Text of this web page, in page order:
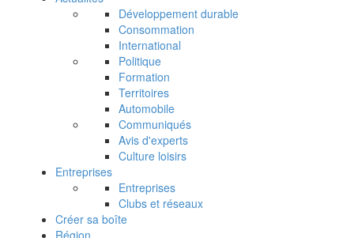
Développement durable
Consommation
International
Politique
Formation
Territoires
Automobile
Communiqués
Avis d'experts
Culture loisirs
Entreprises
Entreprises
Clubs et réseaux
Créer sa boîte
Région